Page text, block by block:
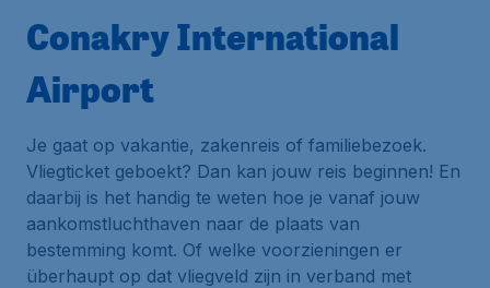
Conakry International
Airport
Je gaat op vakantie, zakenreis of familiebezoek.
Vliegticket geboekt? Dan kan jouw reis beginnen! En
daarbij is het handig te weten hoe je vanaf jouw
aankomstluchthaven naar de plaats van
bestemming komt. Of welke voorzieningen er
überhaupt op dat vliegveld zijn in verband met